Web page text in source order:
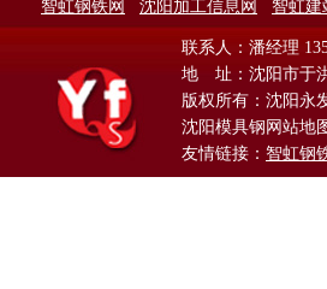
智虹钢铁网 沈阳加工信息网 智虹建
联系人：潘经理
地 址：沈阳市于
版权所有：沈阳
沈阳模具钢网站地
友情链接： 智虹钢